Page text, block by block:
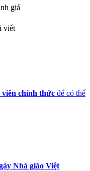
giá
viết
chính thức để có thể
Nhà giáo Việt